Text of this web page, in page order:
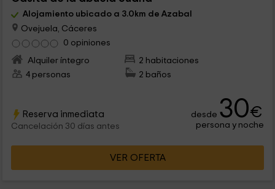
Alojamiento ubicado a 3.0km de Azabal
Ovejuela, Cáceres
0 opiniones
Alquiler íntegro
2 habitaciones
4 personas
2 baños
Reserva inmediata
Cancelación 30 días antes
desde 30€
persona y noche
VER OFERTA